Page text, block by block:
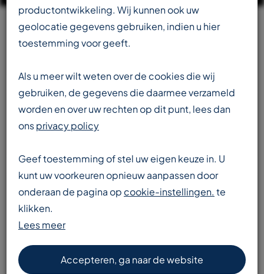
Team
beschikbaar in meerdere talen
Enorme voorraad
transportbanden en componenten
Snelle levering
productontwikkeling. Wij kunnen ook uw
geolocatie gegevens gebruiken, indien u hier
toestemming voor geeft.
Als u meer wilt weten over de cookies die wij
gebruiken, de gegevens die daarmee verzameld
worden en over uw rechten op dit punt, lees dan
onsprivacy policy
Geef toestemming of stel uw eigen keuze in. U
kunt uw voorkeuren opnieuw aanpassen door
onderaan de pagina op cookie-instellingen. te
klikken.
Lees meer
Accepteren, ga naar de website